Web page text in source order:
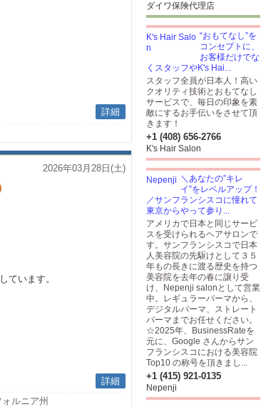
詳細
2026年03月28日(土)
ています。
詳細
ルニア州
ダイワ保険代理店
“おもてなし”を
コンセプトに、
お客様だけでな
くスタッフやK's Hai...
スタッフ全員が日本人！高い
クオリティ技術とおもてなし
サービスで、毎日の印象を素
敵にするお手伝いをさせて頂
きます！
+1 (408) 656-2766
K's Hair Salon
＼あなたの”キレ
イ”をレベルアップ！
／サンフランシスコに憧れて
東京からやって参り...
アメリカで日本と同じサービ
スを受けられるヘアサロンで
す。サンフランシスコで日本
人美容院の先駆けとして３５
年もの長きに渡る歴史を持つ
美容院を去年の春に譲り受
け、Nepenji salonとして営業
中。レギュラーパーマから、
デジタルパーマ、ストレート
パーマまでお任せください。
☆2025年、BusinessRateを
元に、Google さんからサン
フランシスコにおける美容院
Top10 の称号を頂きまし...
+1 (415) 921-0135
Nepenji